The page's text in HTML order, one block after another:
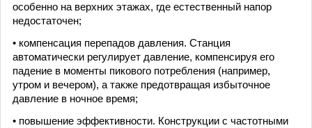
особенно на верхних этажах, где естественный напор
недостаточен;
• компенсация перепадов давления. Станция
автоматически регулирует давление, компенсируя его
падение в моменты пикового потребления (например,
утром и вечером), а также предотвращая избыточное
давление в ночное время;
• повышение эффективности. Конструкции с частотными